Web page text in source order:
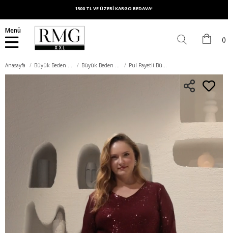
1500 TL VE ÜZERİ KARGO BEDAVA!
Menü
Anasayfa Büyük Beden Elbise Büyük Beden Abiye Elbise Pul Payetli Büyük Beden Abiye Elbise Bordo